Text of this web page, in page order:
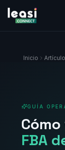
Inicio
GUÍA
FBA